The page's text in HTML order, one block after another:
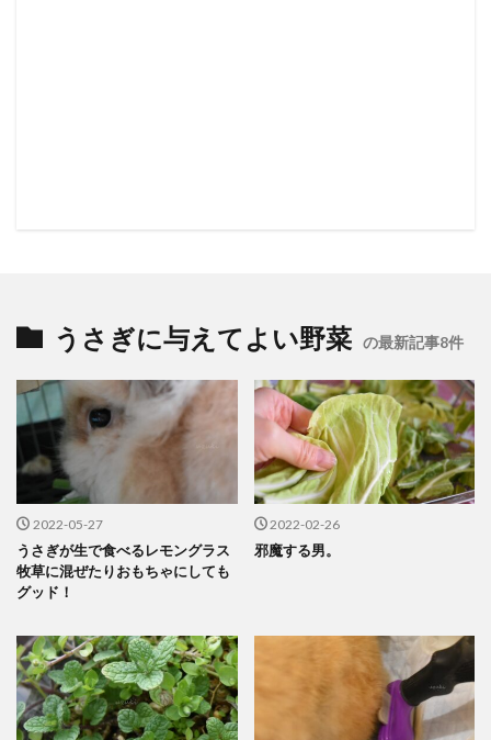
うさぎに与えてよい野菜 の最新記事8件
2022-05-27
うさぎが生で食べるレモングラス
牧草に混ぜたりおもちゃにしても
グッド！
2022-02-26
邪魔する男。